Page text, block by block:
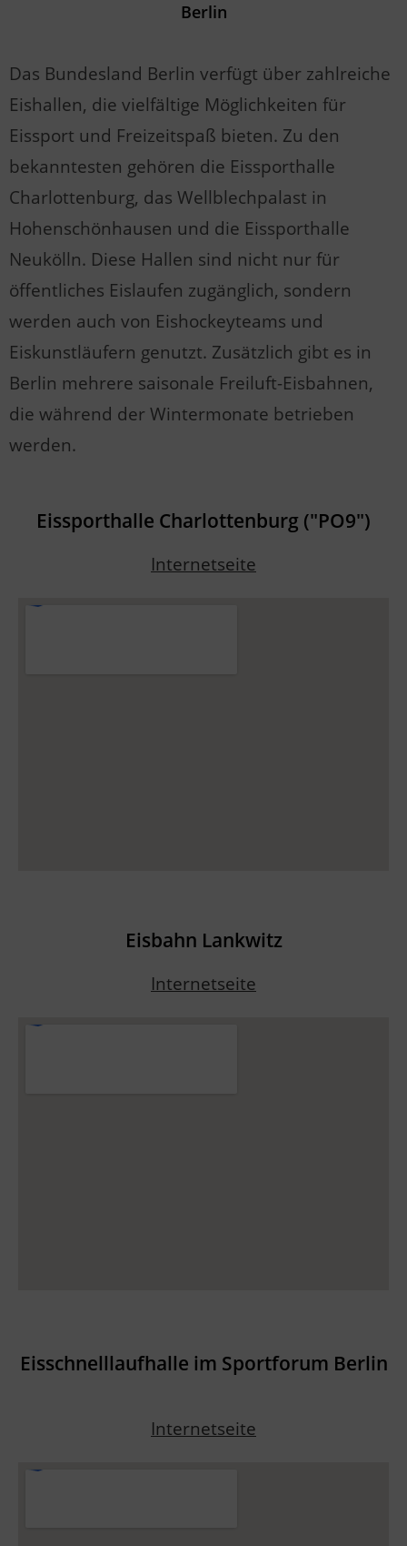
Berlin
Das Bundesland Berlin verfügt über zahlreiche
Eishallen, die vielfältige Möglichkeiten für
Eissport und Freizeitspaß bieten. Zu den
bekanntesten gehören die Eissporthalle
Charlottenburg, das Wellblechpalast in
Hohenschönhausen und die Eissporthalle
Neukölln. Diese Hallen sind nicht nur für
öffentliches Eislaufen zugänglich, sondern
werden auch von Eishockeyteams und
Eiskunstläufern genutzt. Zusätzlich gibt es in
Berlin mehrere saisonale Freiluft-Eisbahnen,
die während der Wintermonate betrieben
werden.
Eissporthalle Charlottenburg ("PO9")
Internetseite
Eisbahn Lankwitz
Internetseite
Eisschnelllaufhalle im Sportforum Berlin
Internetseite